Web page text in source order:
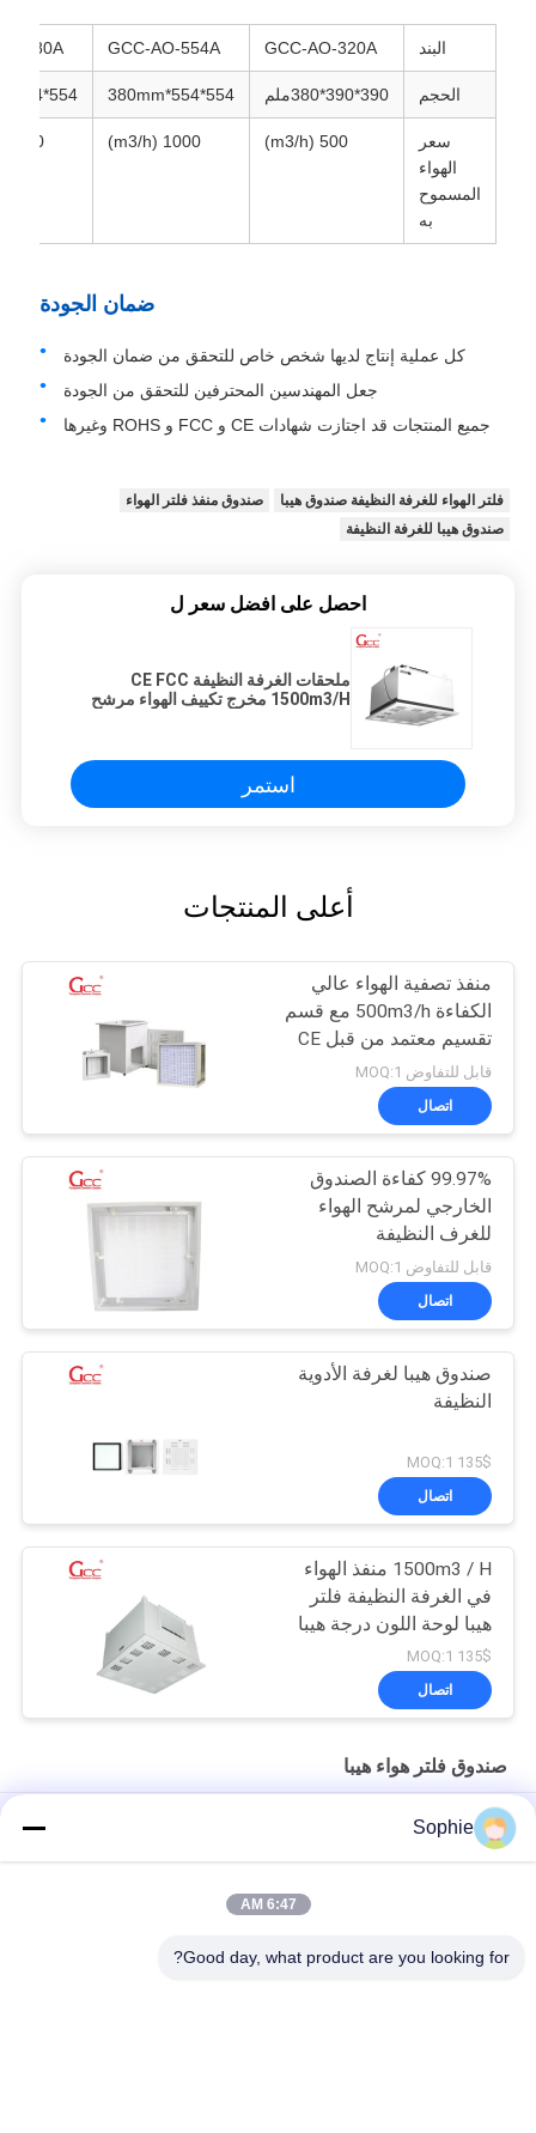
البند GCC-AO-320A
GCC-AO-554A
680A
الحجم 390*390*380ملم 554*554*380mm
554*554*380mm
سعر
الهواء
المسموح
به
500 (m3/h)
1000 (m3/h)
1500 (m3/h)
ضمان الجودة
كل عملية إنتاج لديها شخص خاص للتحقق من ضمان الجودة
جعل المهندسين المحترفين للتحقق من الجودة
جميع المنتجات قد اجتازت شهادات CE و FCC و ROHS وغيرها
فلتر الهواء للغرفة النظيفة صندوق هيبا
صندوق منفذ فلتر الهواء
صندوق هيبا للغرفة النظيفة
احصل على افضل سعر ل
ملحقات الغرفة النظيفة CE FCC
1500m3/H مخرج تكييف الهواء مرشح
استمر
أعلى المنتجات
منفذ تصفية الهواء عالي
الكفاءة 500m3/h مع قسم
تقسيم معتمد من قبل CE
قابل للتفاوض MOQ:1
اتصال
99.97% كفاءة الصندوق
الخارجي لمرشح الهواء
للغرف النظيفة
قابل للتفاوض MOQ:1
اتصال
صندوق هيبا لغرفة الأدوية
النظيفة
135$ MOQ:1
اتصال
1500m3 / H منفذ الهواء
في الغرفة النظيفة فلتر
هيبا لوحة اللون درجة هيبا
135$ MOQ:1
اتصال
صندوق فلتر هواء هيبا
طبقة مسحوق غرفة نظيفة صناديق فلتر هيبا / مرشح هيبا
صندوق مرشح هواء هيبا 500 متر مكعب/ساعة للغرفة النظيفة
Sophie
6:47 AM
Good day, what product are you looking for?